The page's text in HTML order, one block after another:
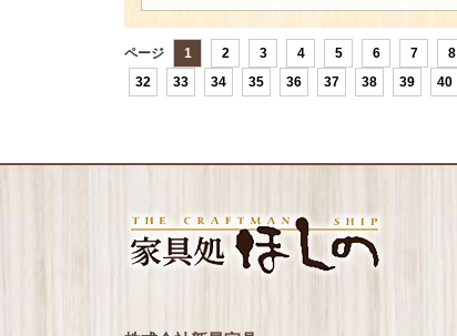
ページ 1 2 3 4 5 6 7 8
32
33 34 35 36 37 38 39 40